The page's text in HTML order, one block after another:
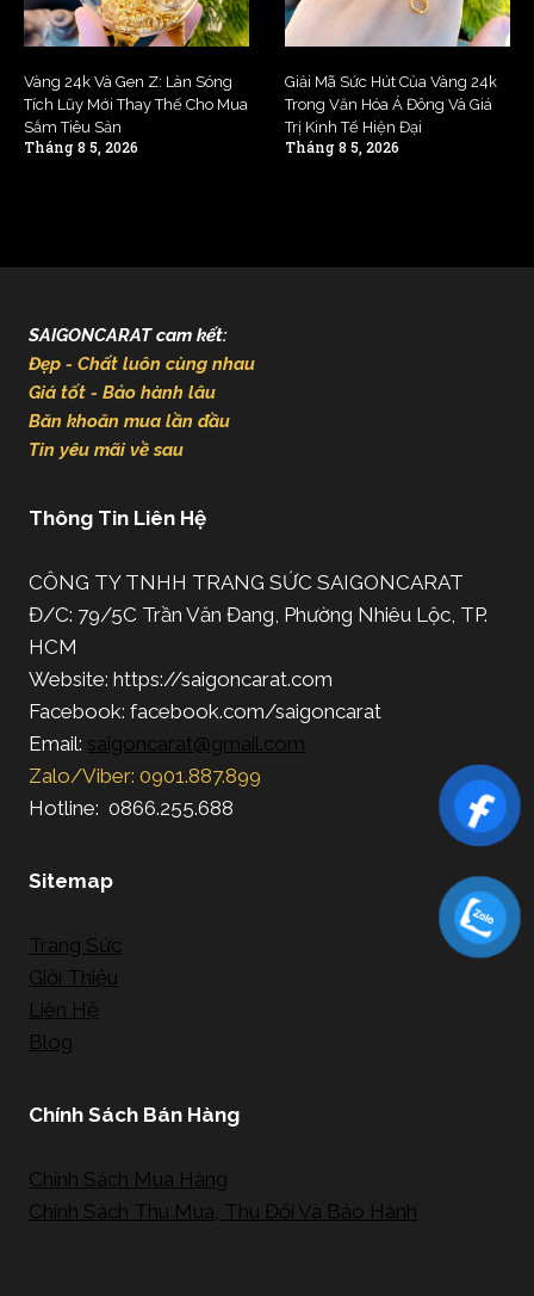
Vàng 24k Và Gen Z: Làn Sóng
Tích Lũy Mới Thay Thế Cho Mua
Sắm Tiêu Sản
Tháng 8 5, 2026
Giải Mã Sức Hút Của Vàng 24k
Trong Văn Hóa Á Đông Và Giá
Trị Kinh Tế Hiện Đại
Tháng 8 5, 2026
SAIGONCARAT cam kết:
Đẹp - Chất luôn cùng nhau
Giá tốt - Bảo hành lâu
Băn khoăn mua lần đầu
Tin yêu mãi về sau
Thông Tin Liên Hệ
CÔNG TY TNHH TRANG SỨC SAIGONCARAT
Đ/C: 79/5C Trần Văn Đang, Phường Nhiêu Lộc, TP.
HCM
Website: https://saigoncarat.com
Facebook: facebook.com/saigoncarat
Email: saigoncarat@gmail.com
Zalo/Viber: 0901.887.899
Hotline: 0866.255.688
Sitemap
Trang Sức
Giới Thiệu
Liên Hệ
Blog
Chính Sách Bán Hàng
Chính Sách Mua Hàng
Chính Sách Thu Mua, Thu Đổi Và Bảo Hành